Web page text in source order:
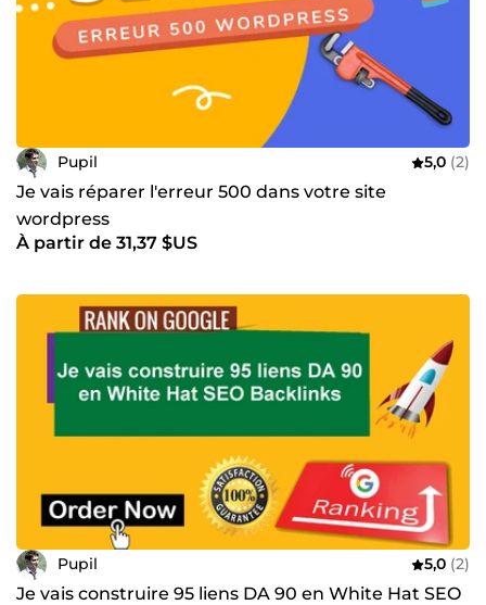
Pupil 5,0 (2)
Je vais réparer l'erreur 500 dans votre site
wordpress
À partir de 31,37 $US
Pupil 5,0 (2)
Je vais construire 95 liens DA 90 en White Hat SEO